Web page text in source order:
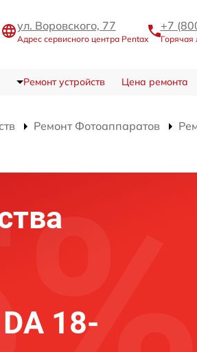
ул. Воровского, 77
Адрес сервисного центра Pentax
+7
Горячая
Ремонт устройств Цена ремонта
Ремонт Фотоаппаратов
18-